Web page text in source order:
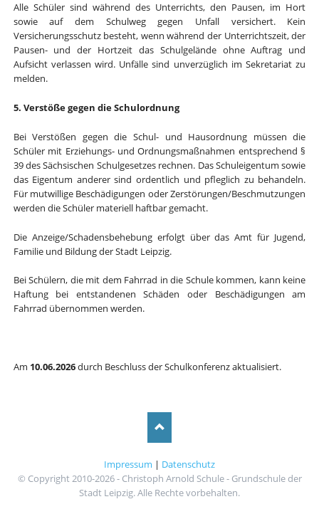
Alle Schüler sind während des Unterrichts, den Pausen, im Hort
sowie auf dem Schulweg gegen Unfall versichert. Kein
Versicherungsschutz besteht, wenn während der Unterrichtszeit, der
Pausen- und der Hortzeit das Schulgelände ohne Auftrag und
Aufsicht verlassen wird. Unfälle sind unverzüglich im Sekretariat zu
melden.
5. Verstöße gegen die Schulordnung
Bei Verstößen gegen die Schul- und Hausordnung müssen die
Schüler mit Erziehungs- und Ordnungsmaßnahmen entsprechend §
39 des Sächsischen Schulgesetzes rechnen. Das Schuleigentum sowie
das Eigentum anderer sind ordentlich und pfleglich zu behandeln.
Für mutwillige Beschädigungen oder Zerstörungen/Beschmutzungen
werden die Schüler materiell haftbar gemacht.
Die Anzeige/Schadensbehebung erfolgt über das Amt für Jugend,
Familie und Bildung der Stadt Leipzig.
Bei Schülern, die mit dem Fahrrad in die Schule kommen, kann keine
Haftung bei entstandenen Schäden oder Beschädigungen am
Fahrrad übernommen werden.
Am 10.06.2026durch Beschluss der Schulkonferenz aktualisiert.
Impressum | Datenschutz
© Copyright 2010-2026 - Christoph Arnold Schule - Grundschule der
Stadt Leipzig. Alle Rechte vorbehalten.